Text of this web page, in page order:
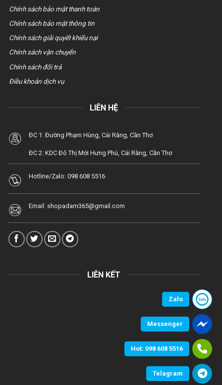
Chính sách bảo mật thanh toán
Chính sách bảo mật thông tin
Chính sách giải quyết khiếu nại
Chính sách vận chuyển
Chính sách đổi trả
Điều khoản dịch vụ
LIÊN HỆ
ĐC 1: Đường Phạm Hùng, Cái Răng, Cần Thơ
ĐC 2: KDC Đô Thị Mới Hưng Phú, Cái Răng, Cần Thơ
Hotline/Zalo: 098 608 5516
Email: shopadam365@gmail.com
LIÊN KẾT
Zalo
Messenger
Hot: 098 608 5516
Telagram